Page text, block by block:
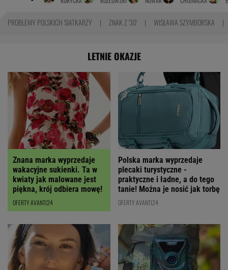
PROBLEMY POLSKICH SIATKARZY ZNAK Z '30' WISŁAWA SZYMBORSKA
LETNIE OKAZJE
Znana marka wyprzedaje
wakacyjne sukienki. Ta w
kwiaty jak malowane jest
piękna, krój odbiera mowę!
OFERTY AVANTI24
Polska marka wyprzedaje
plecaki turystyczne -
praktyczne i ładne, a do tego
tanie! Można je nosić jak torbę
OFERTY AVANTI24